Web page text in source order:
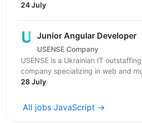
deliver Salesforce solutions with
24 July
Junior Angular Developer
USENSE Company
USENSE is a Ukrainian IT
company specializing in web and
development for clients across
28 July
All jobs JavaScript →